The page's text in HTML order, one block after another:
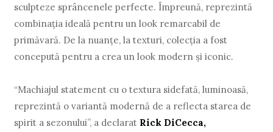
sculpteze sprâncenele perfecte. Împreună, reprezintă
combinația ideală pentru un look remarcabil de
primăvară. De la nuanțe, la texturi, colecția a fost
concepută pentru a crea un look modern și iconic.
“Machiajul statement cu o textura sidefată, luminoasă,
reprezintă o variantă modernă de a reflecta starea de
spirit a sezonului”, a declarat Rick DiCecca,